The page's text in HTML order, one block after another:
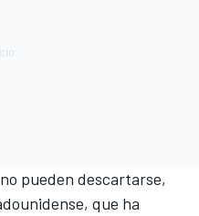
no pueden descartarse,
que ha